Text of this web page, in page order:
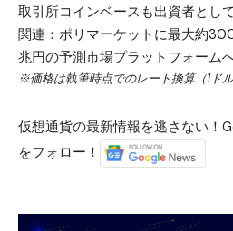
取引所コインベースも出資者とし
関連： ポリマーケットに最大約
兆円の予測市場プラットフォーム
※価格は執筆時点でのレート換算（1ドル
仮想通貨の最新情報を逃さない！
をフォロー！